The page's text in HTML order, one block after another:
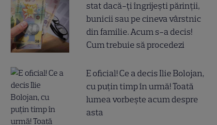
stat dacă-ți îngrijești părinții,
bunicii sau pe cineva vârstnic
din familie. Acum s-a decis!
Cum trebuie să procedezi
E oficial! Ce a decis Ilie Bolojan,
cu puțin timp în urmă! Toată
lumea vorbește acum despre
asta